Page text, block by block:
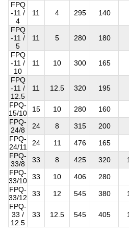
FPQ
-11 /
4
11 4 295 140
FPQ
-11 /
5
11 5 280 180
FPQ
-11 /
10
11 10 300 165
FPQ
-11 /
12.5
11 12.5 320 195
FPQ-
15/10
15 10 280 160
FPQ-
24/8
24 8 315 200
FPQ-
24/11
24 11 476 165
FPQ-
33/8
33 8 425 320
FPQ-
33/10
33 10 406 280
FPQ-
33/12
33 12 545 380
FPQ-
33 /
12.5
33 12.5 545 405